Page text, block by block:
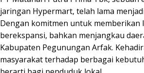
jaringan Hypermart, telah lama
Dengan komitmen untuk
berekspansi, bahkan menjangkau
Kabupaten Pegunungan Arfak.
masyarakat terhadap berbagai